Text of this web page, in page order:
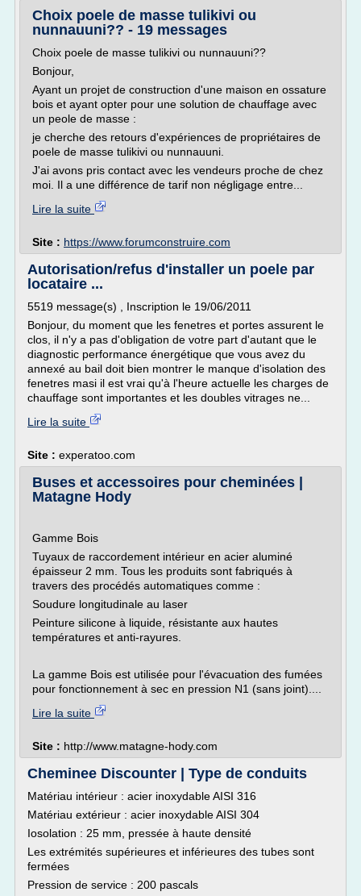
Choix poele de masse tulikivi ou
nunnauuni?? - 19 messages
Choix poele de masse tulikivi ou nunnauuni??
Bonjour,
Ayant un projet de construction d'une maison en ossature
bois et ayant opter pour une solution de chauffage avec
un peole de masse :
je cherche des retours d'expériences de propriétaires de
poele de masse tulikivi ou nunnauuni.
J'ai avons pris contact avec les vendeurs proche de chez
moi. Il a une différence de tarif non négligage entre...
Lire la suite
Site : https://www.forumconstruire.com
Autorisation/refus d'installer un poele par
locataire ...
5519 message(s) , Inscription le 19/06/2011
Bonjour, du moment que les fenetres et portes assurent le
clos, il n'y a pas d'obligation de votre part d'autant que le
diagnostic performance énergétique que vous avez du
annexé au bail doit bien montrer le manque d'isolation des
fenetres masi il est vrai qu'à l'heure actuelle les charges de
chauffage sont importantes et les doubles vitrages ne...
Lire la suite
Site : experatoo.com
Buses et accessoires pour cheminées |
Matagne Hody
Gamme Bois
Tuyaux de raccordement intérieur en acier aluminé
épaisseur 2 mm. Tous les produits sont fabriqués à
travers des procédés automatiques comme :
Soudure longitudinale au laser
Peinture silicone à liquide, résistante aux hautes
températures et anti-rayures.
La gamme Bois est utilisée pour l'évacuation des fumées
pour fonctionnement à sec en pression N1 (sans joint)....
Lire la suite
Site : http://www.matagne-hody.com
Cheminee Discounter | Type de conduits
Matériau intérieur : acier inoxydable AISI 316
Matériau extérieur : acier inoxydable AISI 304
Iosolation : 25 mm, pressée à haute densité
Les extrémités supérieures et inférieures des tubes sont
fermées
Pression de service : 200 pascals